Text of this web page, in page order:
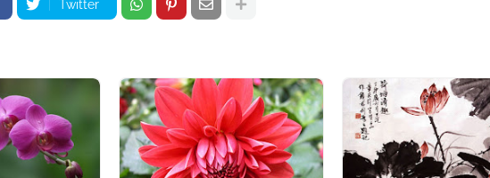
Twitter